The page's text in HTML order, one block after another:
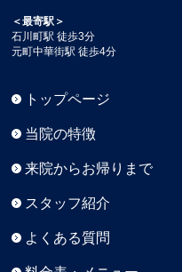
＜最寄駅＞
石川町駅 徒歩3分
元町中華街駅 徒歩4分
トップページ
当院の特徴
来院からお帰りまで
スタッフ紹介
よくある質問